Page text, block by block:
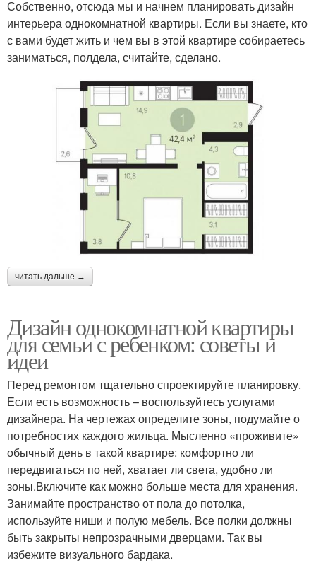
Собственно, отсюда мы и начнем планировать дизайн
интерьера однокомнатной квартиры. Если вы знаете, кто
с вами будет жить и чем вы в этой квартире собираетесь
заниматься, полдела, считайте, сделано.
читать дальше →
Дизайн однокомнатной квартиры
для семьи с ребенком: советы и
идеи
Перед ремонтом тщательно спроектируйте планировку.
Если есть возможность – воспользуйтесь услугами
дизайнера. На чертежах определите зоны, подумайте о
потребностях каждого жильца. Мысленно «проживите»
обычный день в такой квартире: комфортно ли
передвигаться по ней, хватает ли света, удобно ли
зоны.Включите как можно больше места для хранения.
Занимайте пространство от пола до потолка,
используйте ниши и полую мебель. Все полки должны
быть закрыты непрозрачными дверцами. Так вы
избежите визуального бардака.